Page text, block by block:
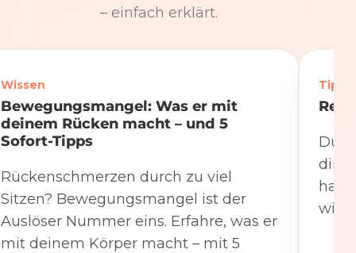
– einfach erklärt.
Wissen
Bewegungsmangel: Was er mit
deinem Rücken macht – und 5
Sofort-Tipps
Rückenschmerzen durch zu viel
Sitzen? Bewegungsmangel ist der
Auslöser Nummer eins. Erfahre, was er
mit deinem Körper macht – mit 5
Tipps
Du
hat.